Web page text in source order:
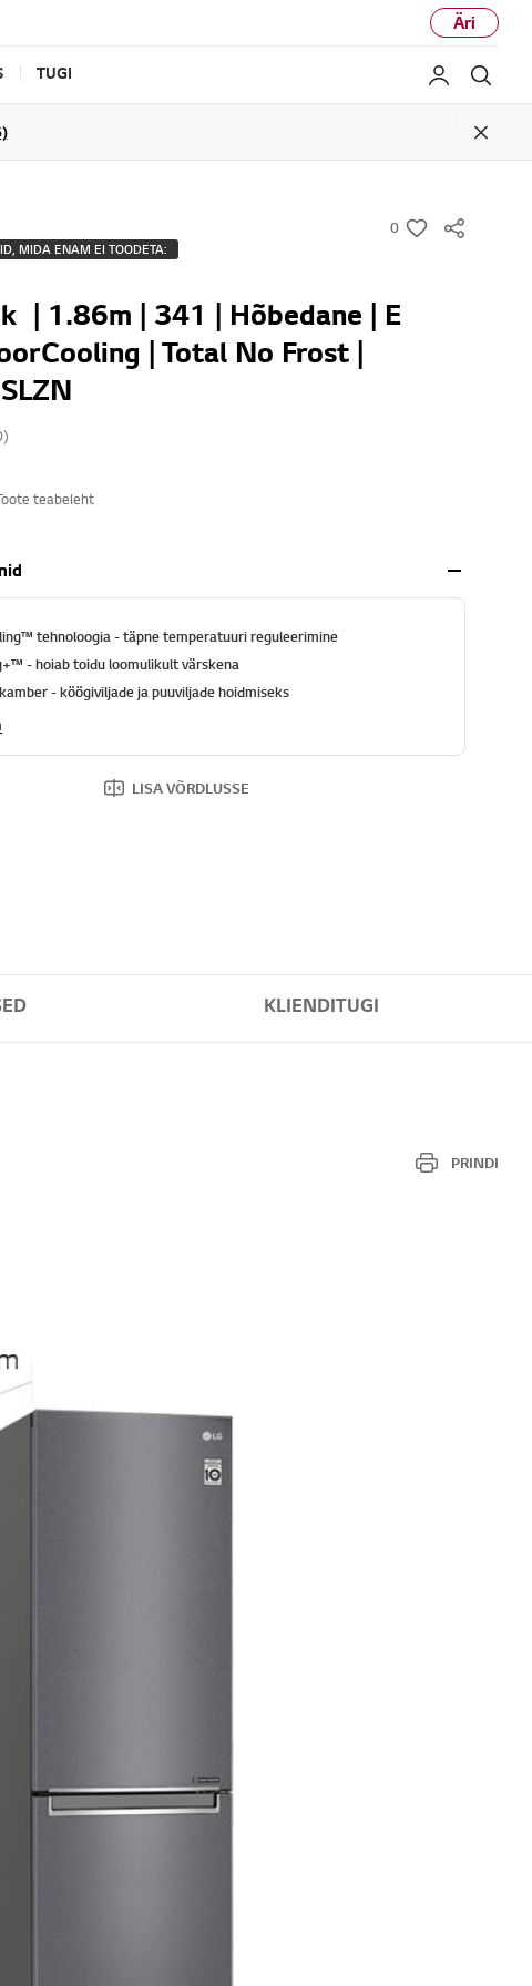
Äri
TUGI Minu LG
Close
0
w
MIDA ENAM EI TOODETA:
| 1.86m | 341 | Hõbedane | E
| Total No Frost |
teabeleht
tehnoloogia - täpne temperatuuri reguleerimine
- hoiab toidu loomulikult värskena
- köögiviljade ja puuviljade hoidmiseks
LISA VÕRDLUSSE
KLIENDITUGI
PRINDI